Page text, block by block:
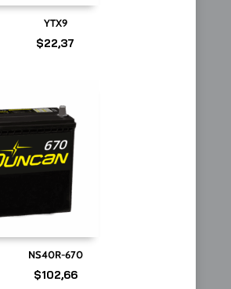
YTX9
$22,37
NS40R-670
$102,66